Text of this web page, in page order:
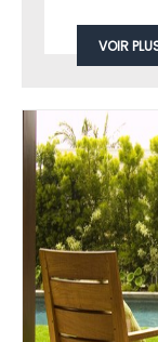
VOIR